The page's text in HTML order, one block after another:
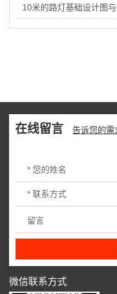
10米的路灯基础设计图
在线留言 告诉您的需
微信联系方式